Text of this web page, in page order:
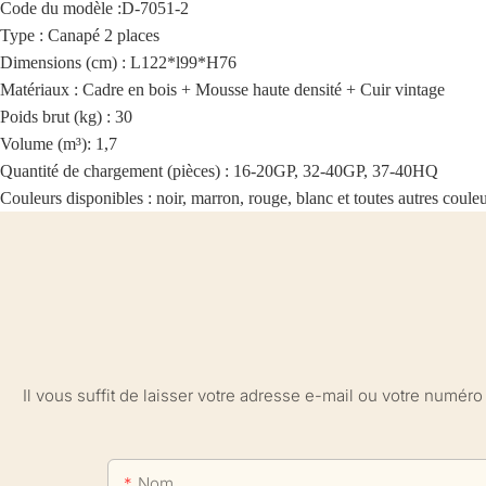
Code du modèle :D-7051-2
Type : Canapé 2 places
Dimensions (cm) : L122*l99*H76
Matériaux : Cadre en bois + Mousse haute densité + Cuir vintage
Poids brut (kg) : 30
Volume (m³): 1,7
Quantité de chargement (pièces) : 16-20GP, 32-40GP, 37-40HQ
Couleurs disponibles : noir, marron, rouge, blanc et toutes autres
Il vous suffit de laisser votre adresse e-mail ou votre